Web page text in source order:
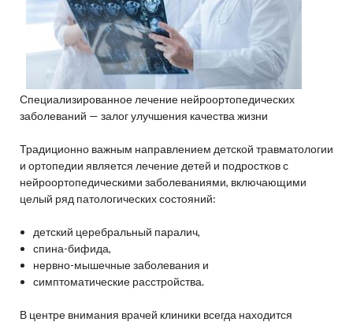
Специализированное лечение нейроортопедических
заболеваний — залог улучшения качества жизни
Традиционно важным направлением детской травматологии
и ортопедии является лечение детей и подростков с
нейроортопедическими заболеваниями, включающими
целый ряд патологических состояний:
детский церебральный паралич,
спина-бифида,
нервно-мышечные заболевания и
симптоматические расстройства.
В центре внимания врачей клиники всегда находится